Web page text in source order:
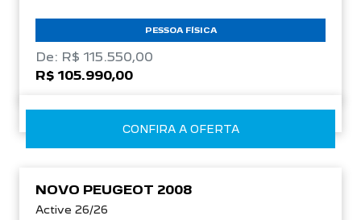
PESSOA FÍSICA
De: R$ 115.550,00
R$ 105.990,00
CONFIRA A OFERTA
NOVO PEUGEOT 2008
Active 26/26